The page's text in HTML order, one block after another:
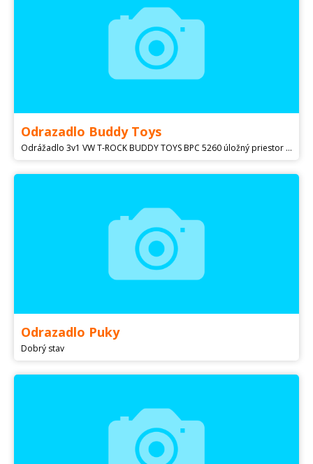
Odrazadlo Buddy Toys
Odrážadlo 3v1 VW T-ROCK BUDDY TOYS BPC 5260 úložný priestor pod sedadlom zvuky a melódie na volante držiak na pitie nosnost 25 kg vhodné pre deti od 2 rokov rozmer 84 x 40 x 87 cm
Odrazadlo Puky
Dobrý stav